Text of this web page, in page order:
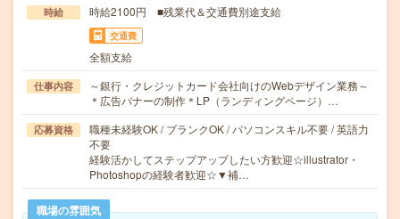
時給 時給2100円 ■残業代＆交通費別途支給
交通費
全額支給
仕事内容
～銀行・クレジットカード会社向けのWebデザイン業務～
＊広告バナーの制作＊LP（ランディングページ）…
応募資格
職種未経験OK / ブランクOK / パソコンスキル不要 / 英語力
不要
経験活かしてステップアップしたい方歓迎☆illustrator・
Photoshopの経験者歓迎☆▼補…
職場の雰囲気